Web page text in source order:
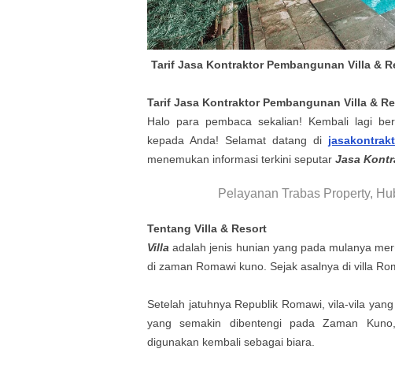
Tarif Jasa Kontraktor Pembangunan Villa &
Tarif Jasa Kontraktor Pembangunan Villa &
Halo para pembaca sekalian! Kembali lagi
kepada Anda! Selamat datang di
menemukan informasi terkini seputar Jasa
Pelayanan Trabas Property,
Tentang Villa & Resort
Villaadalah jenis hunian yang pada mulanya
di zaman Romawi kuno. Sejak asalnya di villa
Setelah jatuhnya Republik Romawi, vila-vila
yang semakin dibentengi pada Zaman
digunakan kembali sebagai biara.